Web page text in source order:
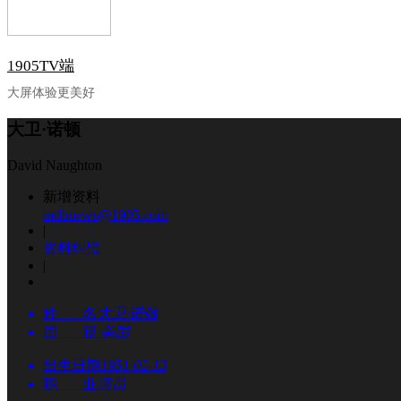
1905TV端
大屏体验更美好
大卫·诺顿
David Naughton
新增资料
mdbnews@1905.com
|
资料纠错
|
姓 名 大卫·诺顿
国 籍 美国
出生日期1951-02-13
职 业演员